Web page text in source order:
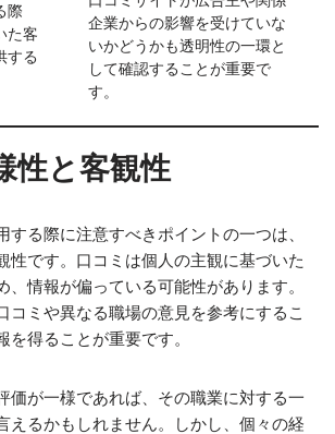
際
た客
する
企業からの影響を受けていな
いかどうかも透明性の一環と
して確認することが重要で
す。
性と客観性
する際に注意すべきポイントの一つは、
性です。口コミは個人の主観に基づいた
、情報が偏っている可能性があります。
コミや異なる職場の意見を参考にするこ
を得ることが重要です。
価が一様であれば、その職業に対する一
えるかもしれません。しかし、個々の経